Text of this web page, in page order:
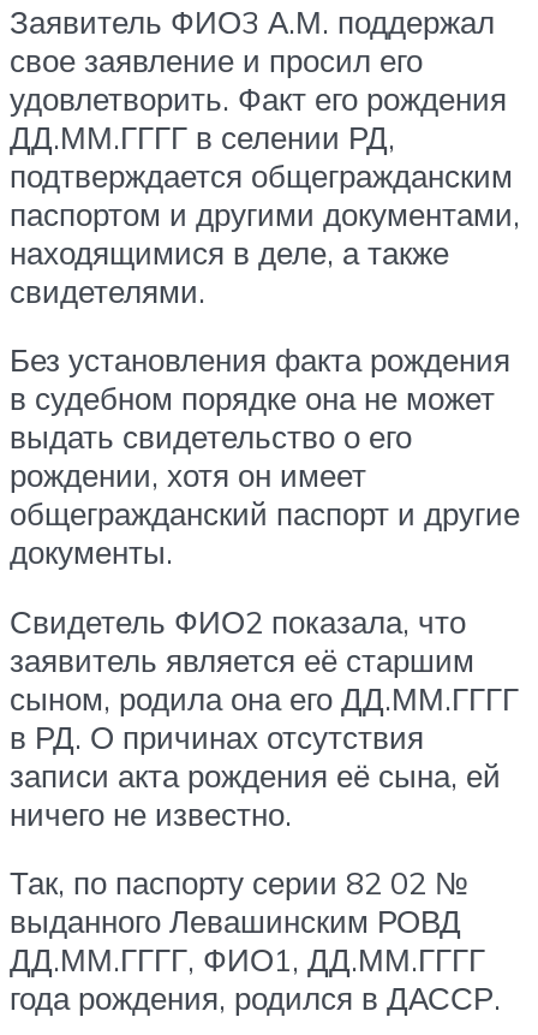
Заявитель ФИО3 А.М. поддержал
свое заявление и просил его
удовлетворить. Факт его рождения
ДД.ММ.ГГГГ в селении РД,
подтверждается общегражданским
паспортом и другими документами,
находящимися в деле, а также
свидетелями.
Без установления факта рождения
в судебном порядке она не может
выдать свидетельство о его
рождении, хотя он имеет
общегражданский паспорт и другие
документы.
Свидетель ФИО2 показала, что
заявитель является её старшим
сыном, родила она его ДД.ММ.ГГГГ
в РД. О причинах отсутствия
записи акта рождения её сына, ей
ничего не известно.
Так, по паспорту серии 82 02 №
выданного Левашинским РОВД
ДД.ММ.ГГГГ, ФИО1, ДД.ММ.ГГГГ
года рождения, родился в ДАССР.